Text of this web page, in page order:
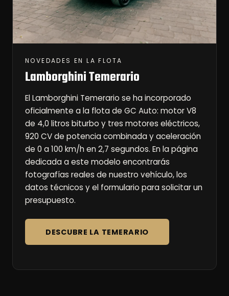
NOVEDADES EN LA FLOTA
Lamborghini Temerario
El Lamborghini Temerario se ha incorporado
oficialmente a la flota de GC Auto: motor V8
de 4,0 litros biturbo y tres motores eléctricos,
920 CV de potencia combinada y aceleración
de 0 a 100 km/h en 2,7 segundos. En la página
dedicada a este modelo encontrarás
fotografías reales de nuestro vehículo, los
datos técnicos y el formulario para solicitar un
presupuesto.
DESCUBRE LA TEMERARIO